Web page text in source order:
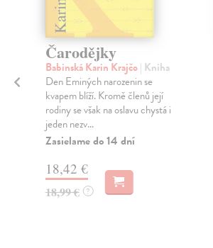
Čarodějky
Babinská Karin Krajčo| Kniha
Den Eminých narozenin se
kvapem blíží. Kromě členů její
rodiny se však na oslavu chystá i
jeden nezv...
Zasielame do 14 dní
18,42 €
18,99 € ?